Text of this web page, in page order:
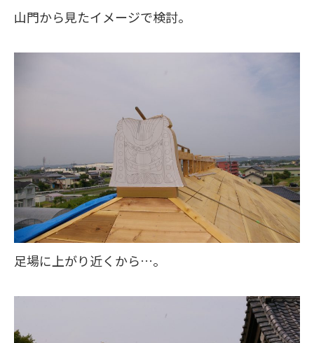
山門から見たイメージで検討。
足場に上がり近くから…。